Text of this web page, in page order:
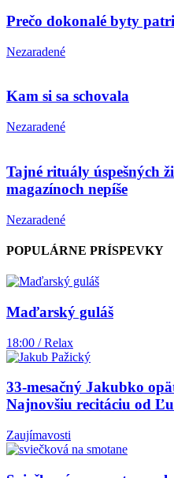
Prečo dokonalé byty
Nezaradené
Kam si sa schovala
Nezaradené
Tajné rituály úspešných
magazínoch nepíše
Nezaradené
POPULÁRNE PRÍSPEVKY
Maďarský guláš
18:00 / Relax
33-mesačný Jakubko
Najnovšiu recitáciu od
Zaujímavosti